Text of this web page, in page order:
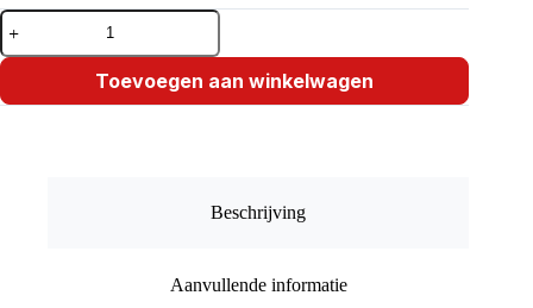
Maçarico
Azeitonas
Verde
210
Toevoegen aan winkelwagen
Beschrijving
Aanvullende informatie